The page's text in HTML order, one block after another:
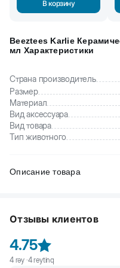
В корзину
Beeztees Karlie
мл Характеристики
Страна производитель
Размер
Материал
Вид аксессуара
Вид товара
Тип животного
Описание товара
животного, не вызывает
машине. Не впитывает
Современный дизайн
Отзывы клиентов
4.75
4rəy ·4reytinq